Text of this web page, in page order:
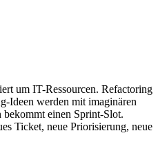
um IT-Ressourcen. Refactoring
Ideen werden mit imaginären
bekommt einen Sprint-Slot.
Ticket, neue Priorisierung, neue